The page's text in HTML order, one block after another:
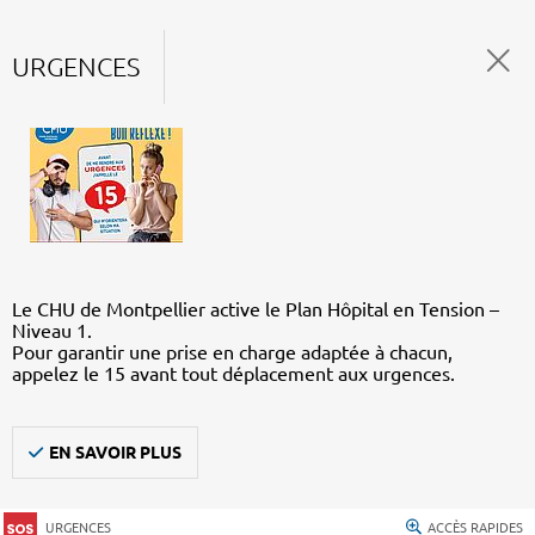
URGENCES
Le CHU de Montpellier active le Plan Hôpital en Tension –
Niveau 1.
Pour garantir une prise en charge adaptée à chacun,
appelez le 15 avant tout déplacement aux urgences.
EN SAVOIR PLUS
URGENCES ACCÈS RAPIDES